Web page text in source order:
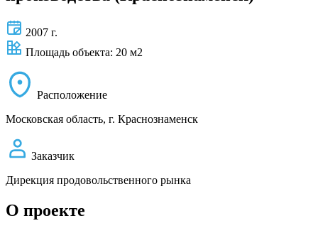
2007 г.
Площадь объекта: 20 м2
Расположение
Московская область, г. Краснознаменск
Заказчик
Дирекция продовольственного рынка
О проекте